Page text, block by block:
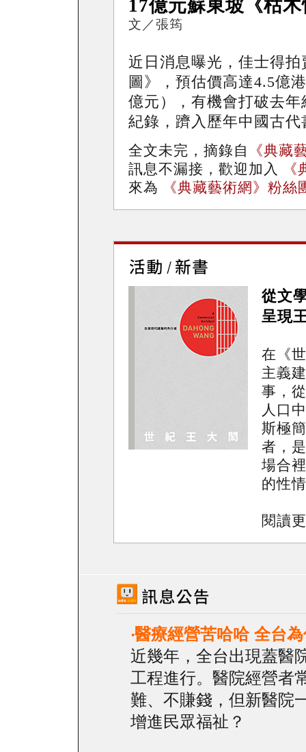
17億元蘇東坡《枯
文／張筠
近日消息曝光，佳士得
圖》，預估價高達4.5億
億元），有機會打破去
紀錄，躋入歷年中國古
全文未完，摘錄自
《典藏
訊息不漏接，歡迎加入
來為
《典藏藝術網》粉絲
從文
呈現
在《
主義
事，
人口
斯極
者，
場合
的性
閱讀
‧醫療經營苦哈哈 全台
近幾年，全台出現蓋醫
工程進行。醫院經營者
難、不賺錢，但新醫院
增進民眾福祉？